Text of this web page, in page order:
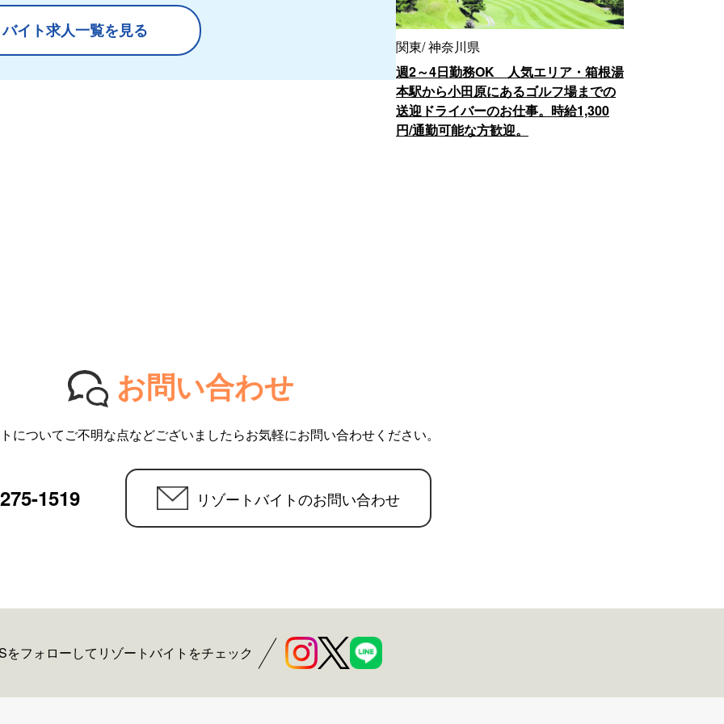
イト求人一覧を見る
関東 神奈川県
週2～4日勤務OK 人気エリア・箱根湯
本駅から小田原にあるゴルフ場までの
送迎ドライバーのお仕事。時給1,300
円/通勤可能な方歓迎。
お問い合わせ
についてご不明な点などございましたらお気軽にお問い合わせください。
1519 リゾートバイトのお問い合わせ
をフォローしてリゾートバイトをチェック